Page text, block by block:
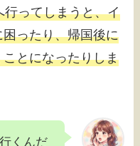
行ってしまうと、イ
ったり、帰国後に
とになったりしま
くんだ